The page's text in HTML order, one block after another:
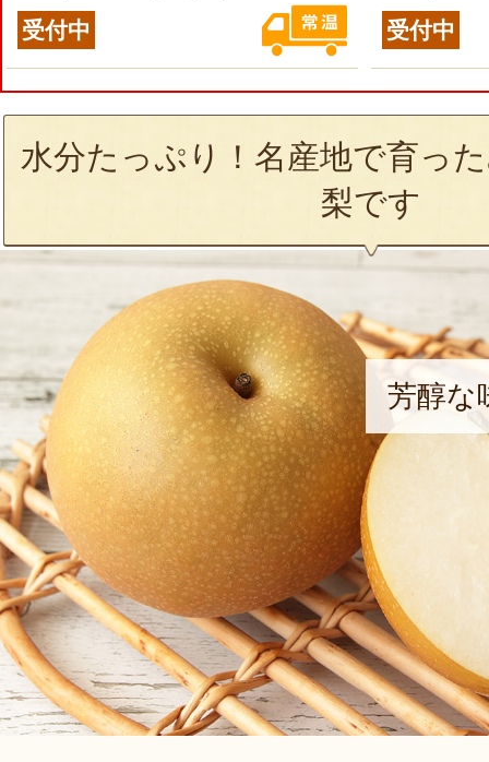
受付中 受付中
水分たっぷり！名産地で育っ
梨です
芳醇な